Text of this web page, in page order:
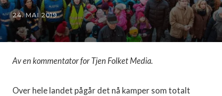
24. MAI 2019
Av en kommentator for Tjen Folket Media.
Over hele landet pågår det nå kamper som totalt